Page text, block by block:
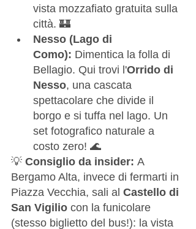
vista mozzafiato gratuita sulla
città. 🏰
Nesso (Lago di
Como): Dimentica la folla di
Bellagio. Qui trovi l'Orrido di
Nesso, una cascata
spettacolare che divide il
borgo e si tuffa nel lago. Un
set fotografico naturale a
costo zero! 🌊
💡 Consiglio da insider: A
Bergamo Alta, invece di fermarti in
Piazza Vecchia, sali al Castello di
San Vigilio con la funicolare
(stesso biglietto del bus!): la vista